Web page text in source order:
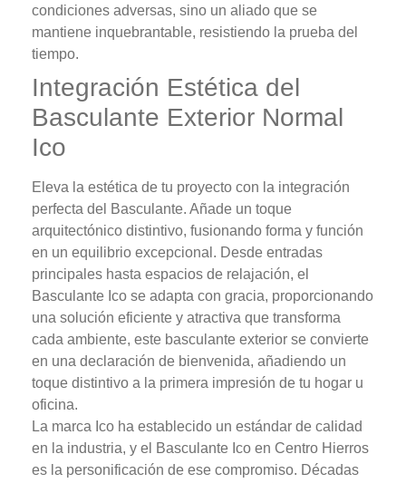
condiciones adversas, sino un aliado que se
mantiene inquebrantable, resistiendo la prueba del
tiempo.
Integración Estética del
Basculante Exterior Normal
Ico
Eleva la estética de tu proyecto con la integración
perfecta del Basculante. Añade un toque
arquitectónico distintivo, fusionando forma y función
en un equilibrio excepcional. Desde entradas
principales hasta espacios de relajación, el
Basculante Ico se adapta con gracia, proporcionando
una solución eficiente y atractiva que transforma
cada ambiente, este basculante exterior se convierte
en una declaración de bienvenida, añadiendo un
toque distintivo a la primera impresión de tu hogar u
oficina.
La marca Ico ha establecido un estándar de calidad
en la industria, y el Basculante Ico en Centro Hierros
es la personificación de ese compromiso. Décadas